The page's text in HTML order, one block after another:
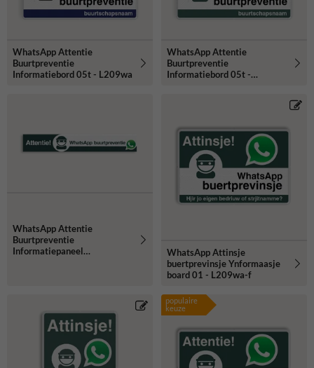
WhatsApp Attentie
Buurtpreventie
Informatiebord 05t - L209wa
WhatsApp Attentie
Buurtpreventie
Informatiebord 05t -
WhatsApp Attentie
Buurtpreventie
Informatiepaneel
WhatsApp Attinsje
buertprevinsje Ynformaasje
board 01 - L209wa-f
populaire
keuze